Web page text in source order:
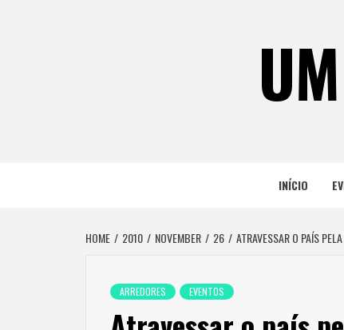
INÍCIO
HOME 2010 NOVEMBER 26 ATRAVESSAR O PAÍS
ARREDORES EVENTOS